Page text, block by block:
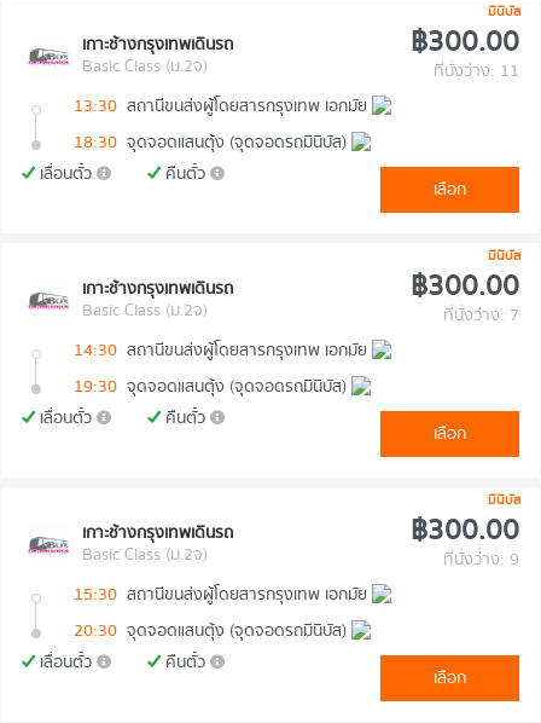
มินิบัส
เกาะช้างกรุงเทพเดินรถ
Basic Class (ม.2จ)
฿300.00
ที่นั่งว่าง: 11
13:30 สถานีขนส่งผู้โดยสารกรุงเทพ เอกมัย
18:30 จุดจอดแสนตุ้ง (จุดจอดรถมินิบัส)
เลื่อนตั๋ว
คืนตั๋ว
เลือก
มินิบัส
เกาะช้างกรุงเทพเดินรถ
Basic Class (ม.2จ)
฿300.00
ที่นั่งว่าง: 7
14:30 สถานีขนส่งผู้โดยสารกรุงเทพ เอกมัย
19:30 จุดจอดแสนตุ้ง (จุดจอดรถมินิบัส)
เลื่อนตั๋ว
คืนตั๋ว
เลือก
มินิบัส
เกาะช้างกรุงเทพเดินรถ
Basic Class (ม.2จ)
฿300.00
ที่นั่งว่าง: 9
15:30 สถานีขนส่งผู้โดยสารกรุงเทพ เอกมัย
20:30 จุดจอดแสนตุ้ง (จุดจอดรถมินิบัส)
เลื่อนตั๋ว
คืนตั๋ว
เลือก